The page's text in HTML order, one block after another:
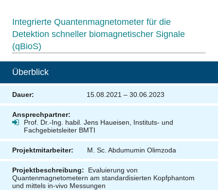
Integrierte Quantenmagnetometer für die
Detektion schneller biomagnetischer Signale
(qBioS)
Überblick
Dauer: 15.08.2021 – 30.06.2023
Ansprechpartner:
Prof. Dr.-Ing. habil. Jens Haueisen, Instituts- und
Fachgebietsleiter BMTI
Projektmitarbeiter: M. Sc. Abdumumin Olimzoda
Projektbeschreibung:
Evaluierung von
Quantenmagnetometern am standardisierten Kopfphantom
und mittels in-vivo Messungen